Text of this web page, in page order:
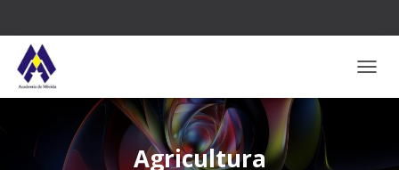
Agricultura